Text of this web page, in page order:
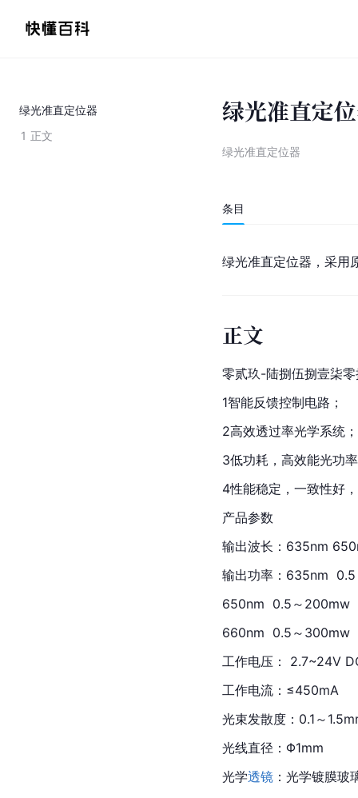
绿光准直定位器
1 正文
绿光准直定
绿光准直定位器
条目
绿光准直定位器，采用
正文
零贰玖 -陆捌伍捌壹柒
1智能反馈控制电路；
2高效透过率光学系统；
3低功耗，高效能光功
4性能稳定，一致性好
产品参数
输出波长：635nm
输出功率：635nm
650nm  0.5～200mw
660nm  0.5～300mw
工作电压： 2.7~24V
工作电流：≤450mA
光束发散度：0.1～
光线直径：Φ1mm
光学透镜 ：光学镀膜玻